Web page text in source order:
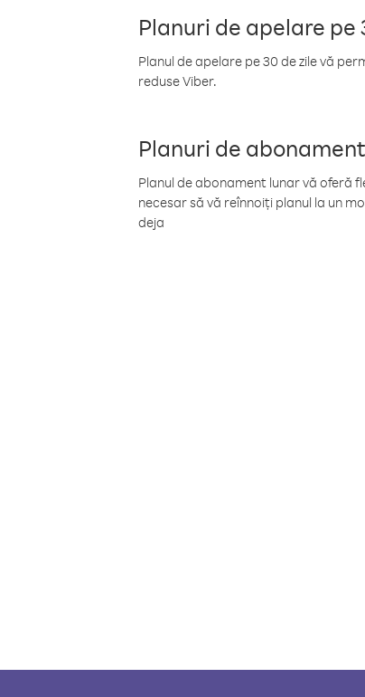
Planuri de apelare pe
Planul de apelare pe 30 de zile vă
reduse Viber.
Planuri de
Planul de abonament lunar vă oferă
necesar să vă reînnoiți planul la un
deja